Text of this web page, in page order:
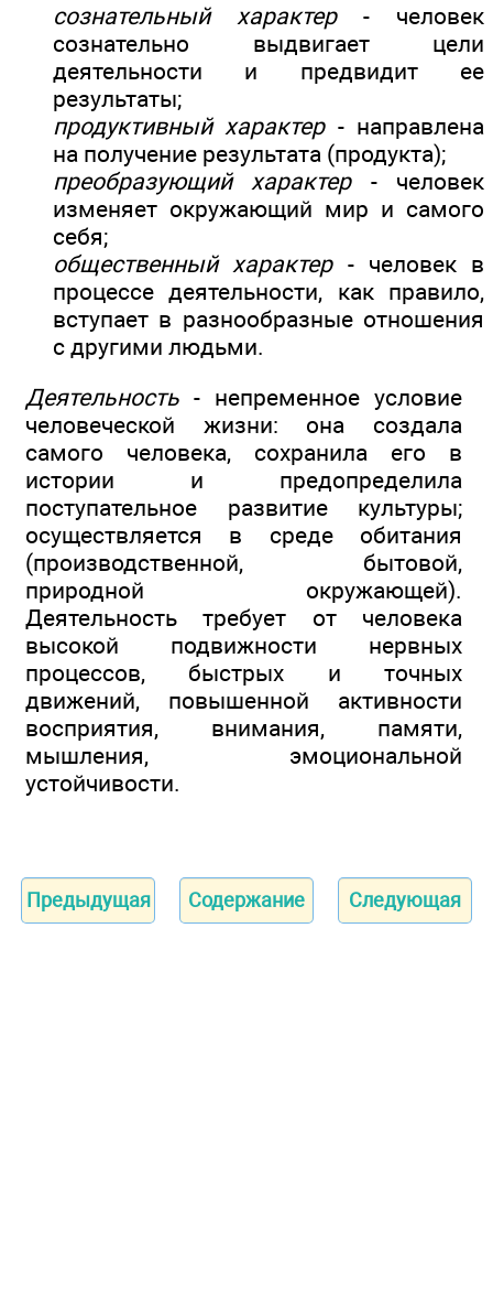
сознательный характер- человек
сознательно выдвигает цели
деятельности и предвидит ее
результаты;
продуктивный характер- направлена
на получение результата (продукта);
преобразующий характер- человек
изменяет окружающий мир и самого
себя;
общественный характер- человек в
процессе деятельности, как правило,
вступает в разнообразные отношения
с другими людьми.
Деятельность - непременное условие
человеческой жизни: она создала
самого человека, сохранила его в
истории и предопределила
поступательное развитие культуры;
осуществляется в среде обитания
(производственной, бытовой,
природной окружающей).
Деятельность требует от человека
высокой подвижности нервных
процессов, быстрых и точных
движений, повышенной активности
восприятия, внимания, памяти,
мышления, эмоциональной
устойчивости.
Предыдущая Содержание Следующая